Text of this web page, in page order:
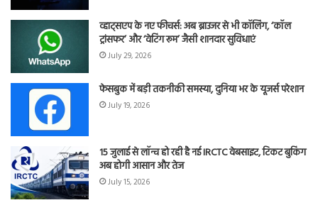
व्हाट्सएप के नए फीचर्स: अब ब्राउजर से भी कॉलिंग, ‘कॉल
ट्रांसफर’ और ‘वेटिंग रूम’ जैसी शानदार सुविधाएं
July 29, 2026
फेसबुक में बड़ी तकनीकी समस्या, दुनिया भर के यूजर्स परेशान
July 19, 2026
15 जुलाई से लॉन्च हो रही है नई IRCTC वेबसाइट, टिकट बुकिंग
अब होगी आसान और तेज
July 15, 2026